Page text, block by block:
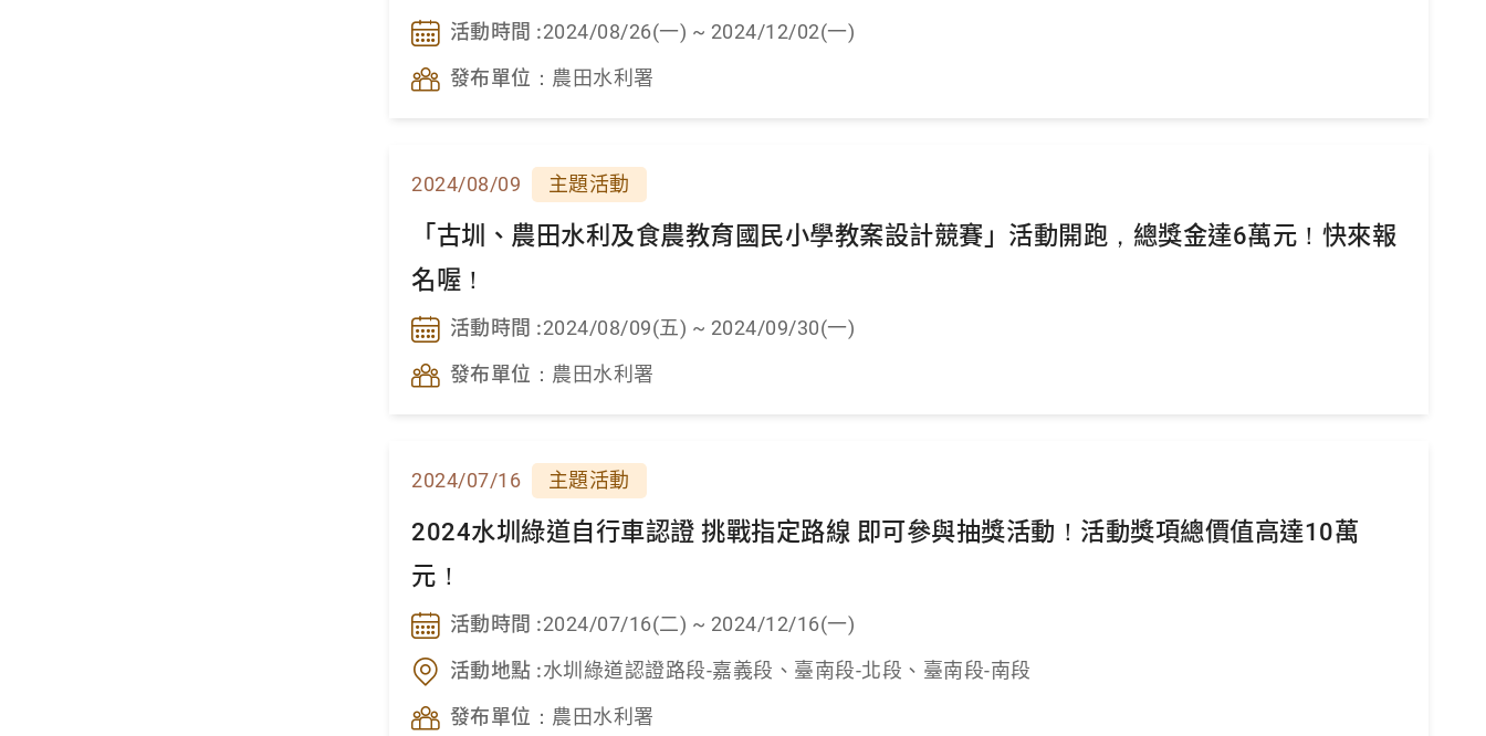
活動時間 :2024/08/26(一) ~ 2024/12/02(一)
發布單位： 農田水利署
2024/08/09 主題活動
「古圳、農田水利及食農教育國民小學教案設計競賽」活動開跑，總獎金達6萬元！快來報
名喔！
活動時間 :2024/08/09(五) ~ 2024/09/30(一)
發布單位： 農田水利署
2024/07/16 主題活動
2024水圳綠道自行車認證 挑戰指定路線 即可參與抽獎活動！活動獎項總價值高達10萬
元！
活動時間 :2024/07/16(二) ~ 2024/12/16(一)
活動地點 :水圳綠道認證路段-嘉義段、臺南段-北段、臺南段-南段
發布單位： 農田水利署